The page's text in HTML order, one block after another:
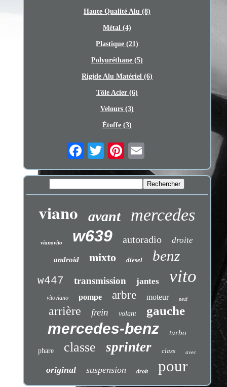
Haute Qualité Alu (8)
Métal (4)
Plastique (21)
Polyuréthane (5)
Rigide Alu Matériel (6)
Tôle Acier (6)
Velours (3)
Étoffe (3)
viano avant mercedes
vianovito w639 autoradio droite
android mixto diesel benz
w447 transmission jantes vito
vitoviano pompe arbre moteur neuf
arrière frein volant gauche
mercedes-benz turbo
phare classe sprinter class avec
original suspension droit pour